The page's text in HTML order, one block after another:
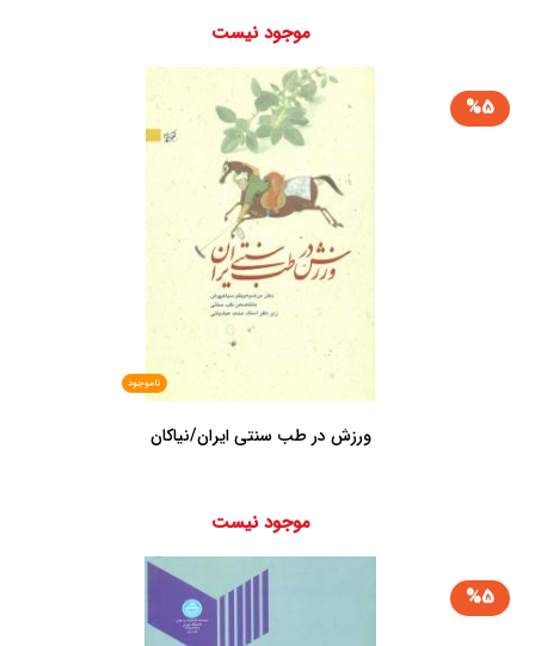
موجود نیست
%5
ناموجود
ورزش در طب سنتی ایران/نیاکان
موجود نیست
%5